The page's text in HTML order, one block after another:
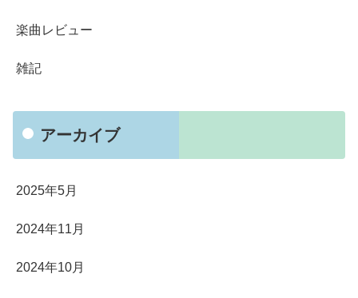
楽曲レビュー
雑記
アーカイブ
2025年5月
2024年11月
2024年10月